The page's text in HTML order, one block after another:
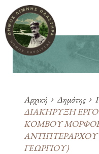
Αρχική Δημότης
ΔΙΑΚΗΡΥΞΗ
ΚΟΜΒΟΥ
ΓΕΩΡΓΙΟΥ)